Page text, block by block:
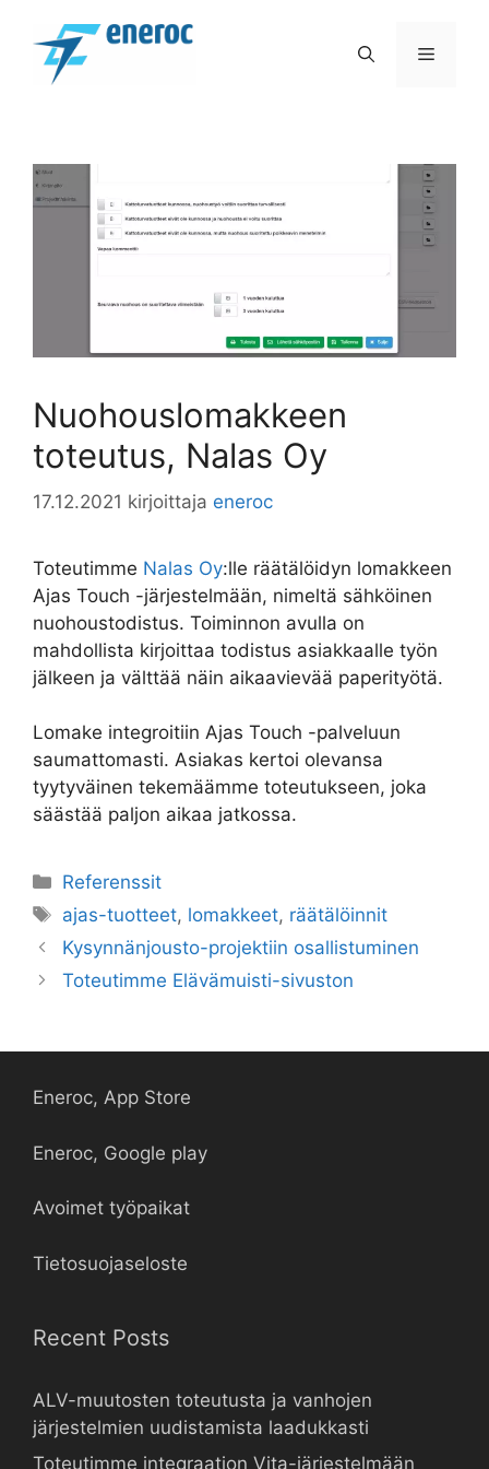
sisältöön
Nuohouslomakkeen
toteutus, Nalas Oy
17.12.2021 kirjoittaja eneroc
Toteutimme Nalas Oy:lle räätälöidyn lomakkeen
Ajas Touch -järjestelmään, nimeltä sähköinen
nuohoustodistus. Toiminnon avulla on
mahdollista kirjoittaa todistus asiakkaalle työn
jälkeen ja välttää näin aikaavievää paperityötä.
Lomake integroitiin Ajas Touch -palveluun
saumattomasti. Asiakas kertoi olevansa
tyytyväinen tekemäämme toteutukseen, joka
säästää paljon aikaa jatkossa.
Kategoriat
Referenssit
Avainsanat
ajas-tuotteet, lomakkeet, räätälöinnit
Kysynnänjousto-projektiin osallistuminen
Toteutimme Elävämuisti-sivuston
Eneroc, App Store
Eneroc, Google play
Avoimet työpaikat
Tietosuojaseloste
Recent Posts
ALV-muutosten toteutusta ja vanhojen
järjestelmien uudistamista laadukkasti
Toteutimme integraation Vita-järjestelmään